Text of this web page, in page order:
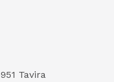
Tavira